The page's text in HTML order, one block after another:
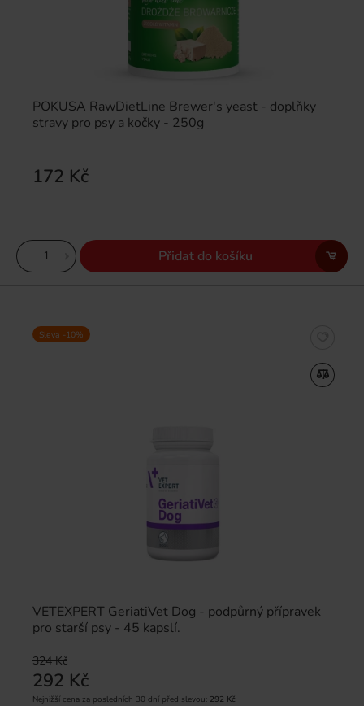
POKUSA RawDietLine Brewer's yeast - doplňky
stravy pro psy a kočky - 250g
172 Kč
Přidat do košíku
VETEXPERT GeriatiVet Dog - podpůrný přípravek
pro starší psy - 45 kapslí.
324 Kč
292 Kč
Nejnižší cena za posledních 30 dní před slevou: 292 Kč
Sleva -10%